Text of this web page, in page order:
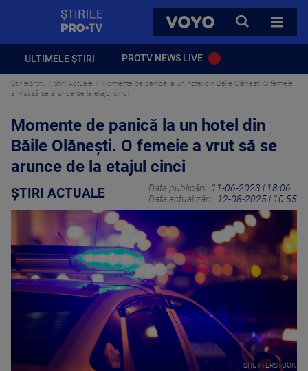
VOYO
CAUTA
TOATE
ULTIMELE ȘTIRI PROTV NEWS LIVE
Stirileprotv Știri Actuale
Momente de panică la un hotel din Băile Olănești. O femeie
a vrut să se arunce de la etajul cinci
Momente de panică la un hotel din
Băile Olănești. O femeie a vrut să se
arunce de la etajul cinci
ȘTIRI ACTUALE Data publicării: 11-06-2023 | 18:06
Data actualizării: 12-08-2025 | 10:55
SHUTTERSTOCK